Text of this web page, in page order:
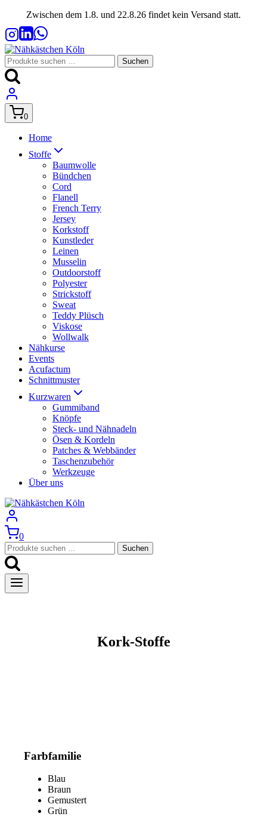
springen
Zwischen dem 1.8. und 22.8.26 findet kein Versand statt.
Suchen
nach:
Suchen
0
Home
Stoffe
Baumwolle
Bündchen
Cord
Flanell
French Terry
Jersey
Korkstoff
Kunstleder
Leinen
Musselin
Outdoorstoff
Polyester
Strickstoff
Sweat
Teddy Plüsch
Viskose
Wollwalk
Nähkurse
Events
Acufactum
Schnittmuster
Kurzwaren
Gummiband
Knöpfe
Steck- und Nähnadeln
Ösen & Kordeln
Patches & Webbänder
Taschenzubehör
Werkzeuge
Über uns
0
Suchen
nach:
Suchen
Kork-Stoffe
Farbfamilie
Blau
Braun
Gemustert
Grün